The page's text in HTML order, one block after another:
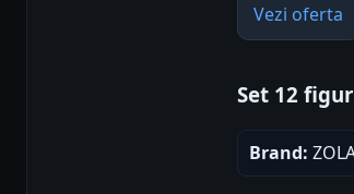
Vezi oferta
Set 12
Brand: